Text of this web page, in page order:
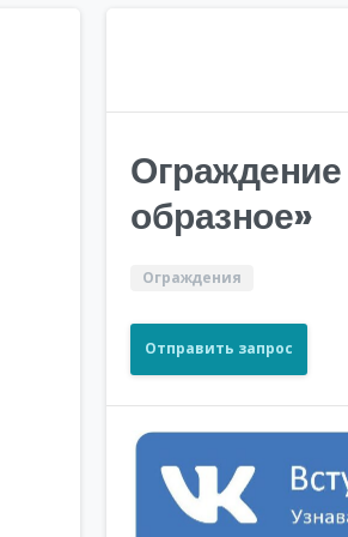
образное»
Ограждения
Отправить запрос